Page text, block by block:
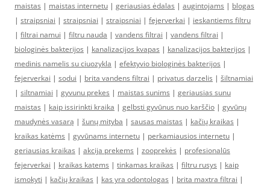
maistas | maistas internetu | geriausias ėdalas | augintojams | blogas
| straipsniai | straipsniai | straipsniai | fejerverkai | ieskantiems filtru
| filtrai namui | filtru nauda | vandens filtrai | vandens filtrai |
biologinės bakterijos | kanalizacijos kvapas | kanalizacijos bakterijos |
medinis namelis su ciuozykla | efektyvio biologinės bakterijos |
fejerverkai | sodui | brita vandens filtrai | privatus darzelis | šiltnamiai
| siltnamiai | gyvunu prekes | maistas sunims | geriausias sunu
maistas | kaip issirinkti kraika | gelbsti gyvūnus nuo karščio | gyvūnų
maudynės vasarą | šunų mityba | sausas maistas | kačių kraikas |
kraikas katėms | gyvūnams internetu | perkamiausios internetu |
geriausias kraikas | akcija prekems | zooprekės | profesionalūs
fejerverkai | kraikas katems | tinkamas kraikas | filtru rusys | kaip
ismokyti | kačių kraikas | kas yra odontologas | brita maxtra filtrai |